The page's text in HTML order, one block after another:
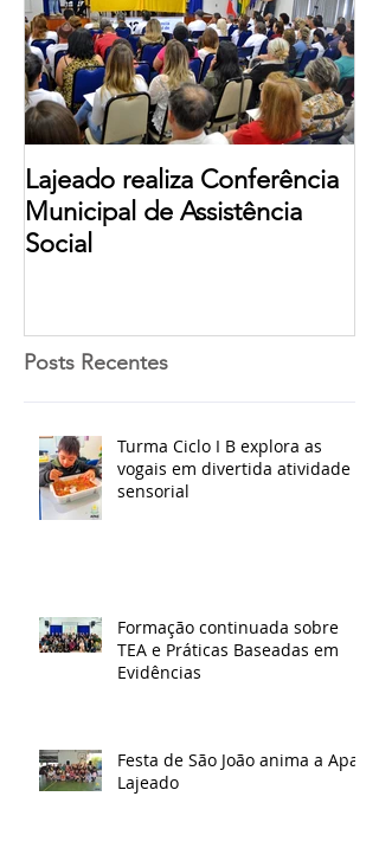
Lajeado realiza Conferência
Municipal de Assistência
Social
Posts Recentes
Turma Ciclo I B explora as
vogais em divertida atividade
sensorial
Formação continuada sobre
TEA e Práticas Baseadas em
Evidências
Festa de São João anima a Apae
Lajeado